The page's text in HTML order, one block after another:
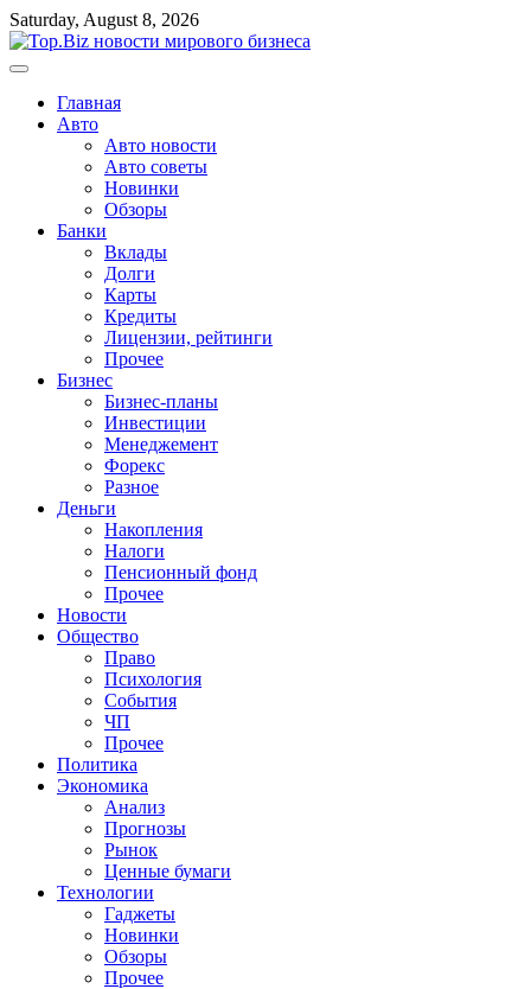
Перейти
к
содержимому
Saturday, August 8, 2026
Главная
Авто
Авто новости
Авто советы
Новинки
Обзоры
Банки
Вклады
Долги
Карты
Кредиты
Лицензии, рейтинги
Прочее
Бизнес
Бизнес-планы
Инвестиции
Менеджемент
Форекс
Разное
Деньги
Накопления
Налоги
Пенсионный фонд
Прочее
Новости
Общество
Право
Психология
События
ЧП
Прочее
Политика
Экономика
Анализ
Прогнозы
Рынок
Ценные бумаги
Технологии
Гаджеты
Новинки
Обзоры
Прочее